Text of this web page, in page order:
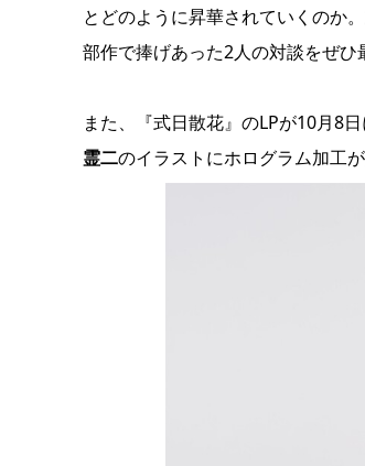
とどのように昇華されていくのか
部作で捧げあった2人の対談をぜひ
また、『式日散花』のLPが10月8
霊二のイラストにホログラム加工